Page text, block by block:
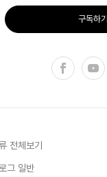
구독하기
전체보기
그 일반